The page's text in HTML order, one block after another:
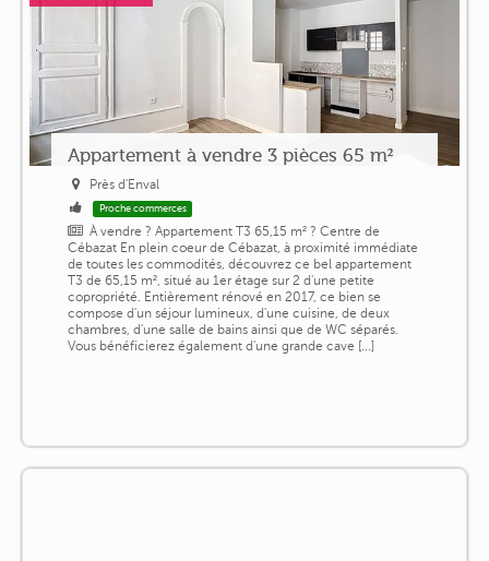
Appartement à vendre 3 pièces 65 m²
Près d'Enval
Proche commerces
À vendre ? Appartement T3 65,15 m² ? Centre de
Cébazat En plein coeur de Cébazat, à proximité immédiate
de toutes les commodités, découvrez ce bel appartement
T3 de 65,15 m², situé au 1er étage sur 2 d'une petite
copropriété. Entièrement rénové en 2017, ce bien se
compose d'un séjour lumineux, d'une cuisine, de deux
chambres, d'une salle de bains ainsi que de WC séparés.
Vous bénéficierez également d'une grande cave [...]